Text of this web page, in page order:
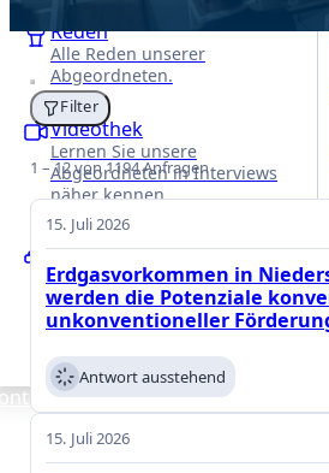
Reden
Alle Reden unserer
Abgeordneten.
Videothek
Lernen Sie unsere
Abgeordneten in Interviews
näher kennen.
Ausschüsse
Erfahren Sie mehr über
unsere Arbeit in den
Fachausschüssen des
Niedersächsischen Landtages.
Filter
Liste
aller
Anfragen
1 – 12 von 1194 Anfragen
Erdgasvorkommen in
werden die Potenziale
unkonventioneller
15. Juli 2026
Antwort ausstehend
15. Juli 2026